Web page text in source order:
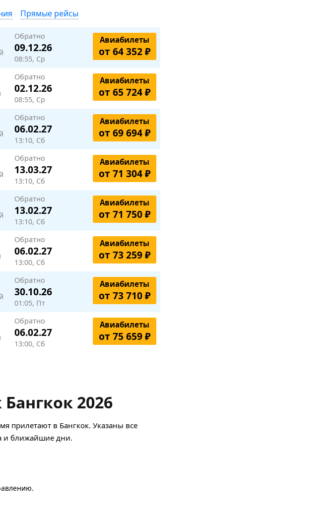
Прямые рейсы
Обратно
09.12.26
08:55, Ср
Авиабилеты
от 64 352 ₽
Обратно
02.12.26
08:55, Ср
Авиабилеты
от 65 724 ₽
Обратно
06.02.27
13:10, Сб
Авиабилеты
от 69 694 ₽
Обратно
13.03.27
13:10, Сб
Авиабилеты
от 71 304 ₽
Обратно
13.02.27
13:10, Сб
Авиабилеты
от 71 750 ₽
Обратно
06.02.27
13:00, Сб
Авиабилеты
от 73 259 ₽
Обратно
30.10.26
01:05, Пт
Авиабилеты
от 73 710 ₽
Обратно
06.02.27
13:00, Сб
Авиабилеты
от 75 659 ₽
2026
прилетают в Бангкок. Указаны все
и ближайшие дни.